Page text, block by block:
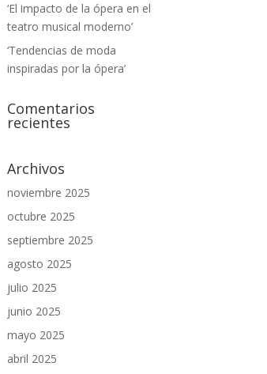
‘El impacto de la ópera en el
teatro musical moderno’
‘Tendencias de moda
inspiradas por la ópera’
Comentarios
recientes
Archivos
noviembre 2025
octubre 2025
septiembre 2025
agosto 2025
julio 2025
junio 2025
mayo 2025
abril 2025